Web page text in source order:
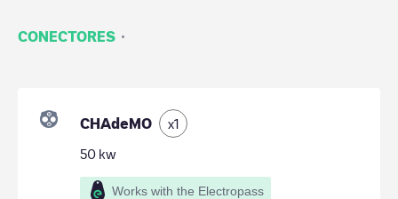
CONECTORES ·
CHAdeMO x1
50 kw
Works with the Electropass